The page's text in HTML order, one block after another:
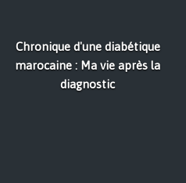
Chronique d'une diabétique
marocaine : Ma vie après la
diagnostic